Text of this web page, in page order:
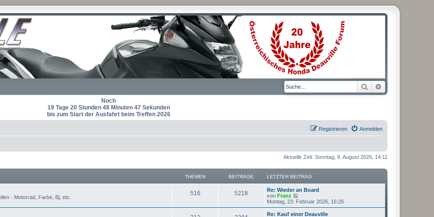
Suche
Noch
19 Tage 20 Stunden 48 Minuten 46 Sekunden
bis zum Start der Ausfahrt beim Treffen 2026
Anmelden
Registrieren
Aktuelle Zeit: Sonntag, 9. August 2026, 14:11
THEMEN BEITRÄGE LETZTER BEITRAG
- Motorrad, Farbe, Bj, etc.
516T
5218
L
e
t
z
t
Re: Wieder an Board
von Franz
e
u
e
Montag, 23. Februar 2026, 16:26
L
Re: Kauf einer Deauville